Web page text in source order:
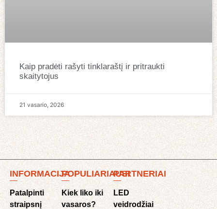
Kaip pradėti rašyti tinklaraštį ir pritraukti
skaitytojus
21 vasario, 2026
INFORMACIJA
Patalpinti
straipsnį
POPULIARIAUSI
Kiek liko iki
vasaros?
PARTNERIAI
LED
veidrodžiai